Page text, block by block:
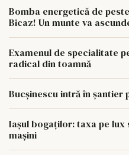
Bomba energetică de
Bicaz! Un munte va
Examenul de specialitate
radical din toamnă
Bucșinescu intră în
Iașul bogaților: taxa pe lux
mașini